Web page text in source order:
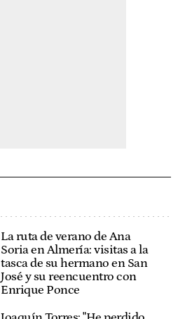
La ruta de verano de Ana
Soria en Almería: visitas a la
tasca de su hermano en San
José y su reencuentro con
Enrique Ponce